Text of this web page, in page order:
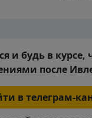
и будь в курсе,
после
в телеграм-